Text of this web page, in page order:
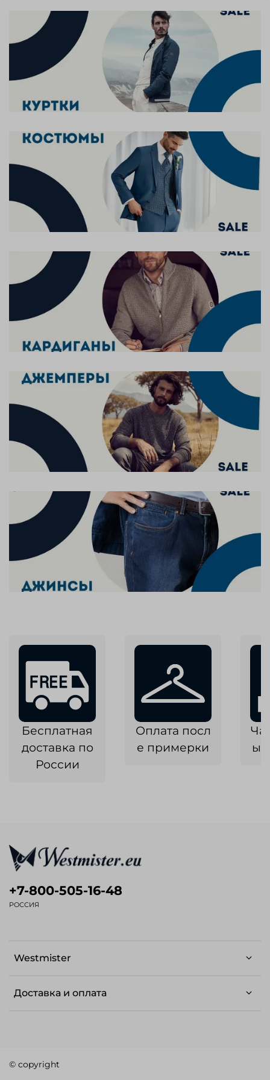
Бесплатная
доставка по
России
Оплата посл
е примерки
Westmister
Доставка и оплата
+7-800-505-16-48
РОССИЯ
© copyright